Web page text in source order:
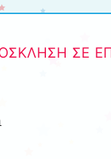
ΣΕ